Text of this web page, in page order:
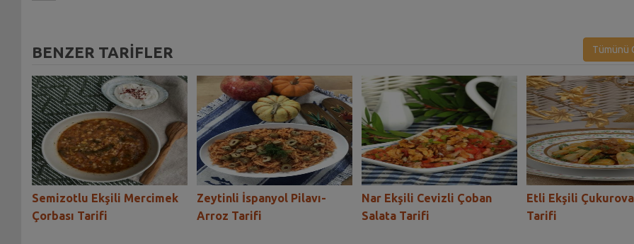
BENZER TARİFLER Tümünü
Semizotlu Ekşili Mercimek
Çorbası Tarifi
Zeytinli İspanyol Pilavı-
Arroz Tarifi
Nar Ekşili Cevizli Çoban
Salata Tarifi
Etli Ekşili Çukurova
Tarifi